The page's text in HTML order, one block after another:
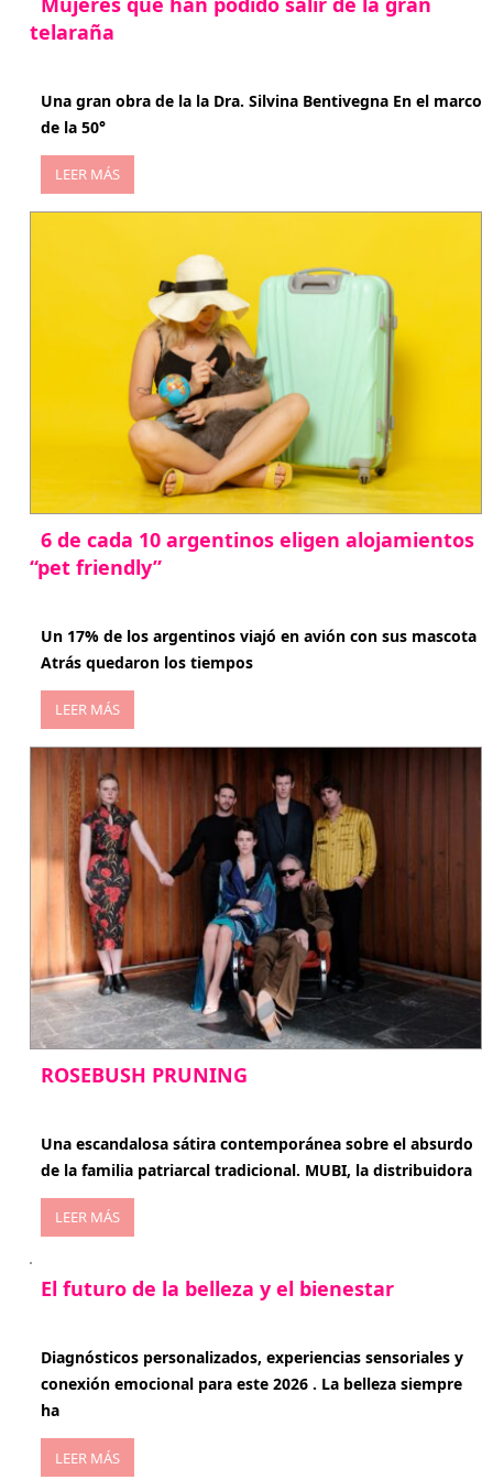
telaraña
Una gran obra de la la Dra. Silvina Bentivegna En el marco
de la 50°
LEER MÁS
6 de cada 10 argentinos eligen alojamientos
“pet friendly”
Un 17% de los argentinos viajó en avión con sus mascota
Atrás quedaron los tiempos
LEER MÁS
ROSEBUSH PRUNING
Una escandalosa sátira contemporánea sobre el absurdo
de la familia patriarcal tradicional. MUBI, la distribuidora
LEER MÁS
El futuro de la belleza y el bienestar
Diagnósticos personalizados, experiencias sensoriales y
conexión emocional para este 2026 . La belleza siempre
ha
LEER MÁS